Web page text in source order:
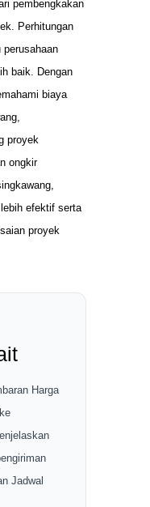
pembengkakan
Perhitungan
perusahaan
baik. Dengan
biaya
proyek
ongkir
efektif serta
proyek
Harga
Jadwal